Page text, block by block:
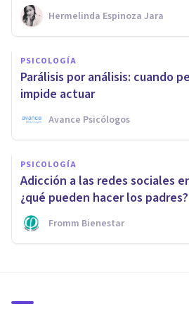
Hermelinda Espinoza Jara
PSICOLOGÍA
Parálisis por análisis: cuando
impide actuar
Avance Psicólogos
PSICOLOGÍA
Adicción a las redes sociales
¿qué pueden hacer los padres?
Fromm Bienestar